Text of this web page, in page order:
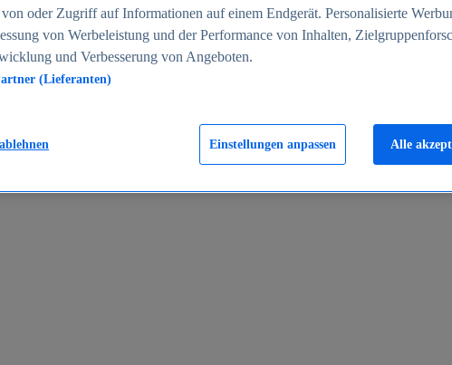
2024
in Deutschland 2005-2025
von oder Zugriff auf Informationen auf einem Endgerät. Personalisierte
von Werbeleistung und der Performance von Inhalten,
und Verbesserung von Angeboten.
(Lieferanten)
Einstellungen anpassen Alle